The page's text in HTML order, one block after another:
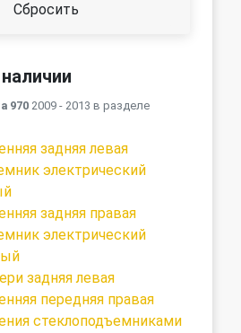
Сбросить
9702009 - 2013 в разделе
задняя левая
электрический
задняя правая
электрический
задняя левая
передняя правая
стеклоподъемниками